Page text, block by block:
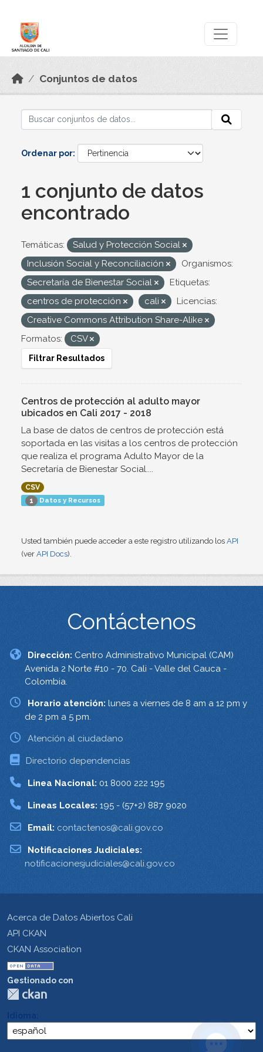
Conjuntos de datos
Ordenar por
1 conjunto de datos
encontrado
Temáticas:
Salud y Protección Social
Inclusión Social y Reconciliación
Organismos:
Secretaría de Bienestar Social
Etiquetas:
centros de protección
cali
Licencias:
Creative Commons Attribution Share-Alike
Formatos:
CSV
Filtrar Resultados
Centros de protección al adulto mayor
ubicados en Cali 2017 - 2018
La base de datos de centros de protección está
soportada en las visitas a los centros de protección
que realiza el programa Adulto Mayor de la
Secretaría de Bienestar Social....
CSV
1 Datos y Recursos
Usted también puede acceder a este registro utilizando los API
(ver API Docs).
Contáctenos
Dirección: Centro Administrativo Municipal (CAM)
Avenida 2 Norte #10 - 70. Cali - Valle del Cauca -
Colombia.
Horario atención: lunes a viernes de 8 am a 12 pm y
de 2 pm a 5 pm.
Atención al ciudadano
Directorio dependencias
Linea Nacional: 01 8000 222 195
Lineas Locales: 195 - (57+2) 887 9020
Email: contactenos@cali.gov.co
Notificaciones Judiciales:
notificacionesjudiciales@cali.gov.co
Acerca de Datos Abiertos Cali
API CKAN
CKAN Association
Gestionado con